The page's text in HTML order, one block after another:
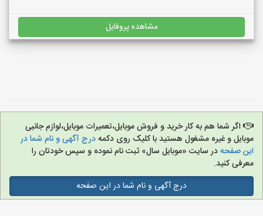
مشاهده پروفایل
اگر شما هم به کار خرید و فروش موبایل،تعمیرات موبایل،لوازم جانبی
موبایل و غیره مشغول هستید با کلیک روی دکمهدرج آگهی و نام شما در
این صفحهدر سایت «موبایل سال» ثبت نام نموده و سپس خودتان را
معرفی کنید.
درج آگهی و نام شما در این صفحه